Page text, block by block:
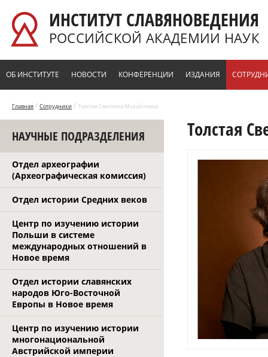
ИНСТИТУТ СЛАВЯНОВЕДЕНИЯ
РОССИЙСКОЙ АКАДЕМИИ НАУК
ОБ ИНСТИТУТЕ НОВОСТИ КОНФЕРЕНЦИИ ИЗДАНИЯ
Главная / Сотрудники / Толстая Светлана Михайловна
НАУЧНЫЕ ПОДРАЗДЕЛЕНИЯ
Отдел археографии
(Археографическая комиссия)
Отдел истории Средних веков
Центр по изучению истории
Польши в системе
международных отношений в
Новое время
Отдел истории славянских
народов Юго-Восточной
Европы в Новое время
Центр по изучению истории
многонациональной
Австрийской империи
Толстая